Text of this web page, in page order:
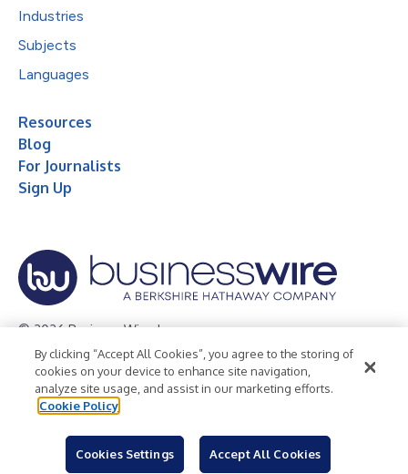
Industries
Subjects
Languages
Resources
Blog
For Journalists
Sign Up
© 2026 Business Wire, Inc.
Privacy Policy Cookie Policy
Accessibility Statement
Terms of Use
Legal
By clicking “Accept All Cookies”, you agree to the storing of
cookies on your device to enhance site navigation,
analyze site usage, and assist in our marketing efforts.
Cookie Policy
Cookies Settings Accept All Cookies